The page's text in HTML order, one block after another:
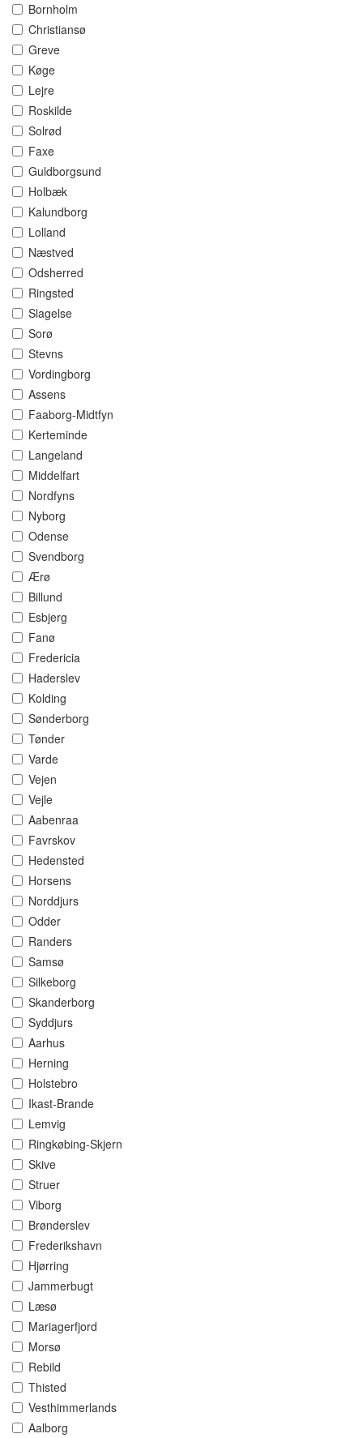
Bornholm
Christiansø
Greve
Køge
Lejre
Roskilde
Solrød
Faxe
Guldborgsund
Holbæk
Kalundborg
Lolland
Næstved
Odsherred
Ringsted
Slagelse
Sorø
Stevns
Vordingborg
Assens
Faaborg-Midtfyn
Kerteminde
Langeland
Middelfart
Nordfyns
Nyborg
Odense
Svendborg
Ærø
Billund
Esbjerg
Fanø
Fredericia
Haderslev
Kolding
Sønderborg
Tønder
Varde
Vejen
Vejle
Aabenraa
Favrskov
Hedensted
Horsens
Norddjurs
Odder
Randers
Samsø
Silkeborg
Skanderborg
Syddjurs
Aarhus
Herning
Holstebro
Ikast-Brande
Lemvig
Ringkøbing-Skjern
Skive
Struer
Viborg
Brønderslev
Frederikshavn
Hjørring
Jammerbugt
Læsø
Mariagerfjord
Morsø
Rebild
Thisted
Vesthimmerlands
Aalborg